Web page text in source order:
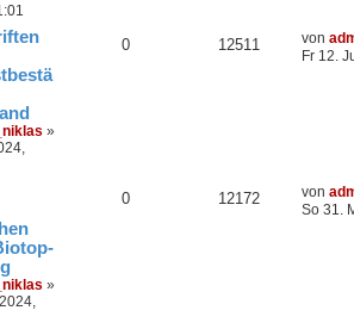
»
0 12511 von
Fr 12.
»
0 12172 von
So 31.